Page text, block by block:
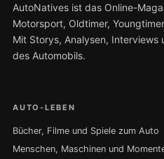
AutoNatives ist das Online-
Motorsport, Oldtimer,
Mit Storys, Analysen, Interviews
des Automobils.
AUTO-LEBEN
Bücher, Filme und Spiele zum Auto
Menschen, Maschinen und